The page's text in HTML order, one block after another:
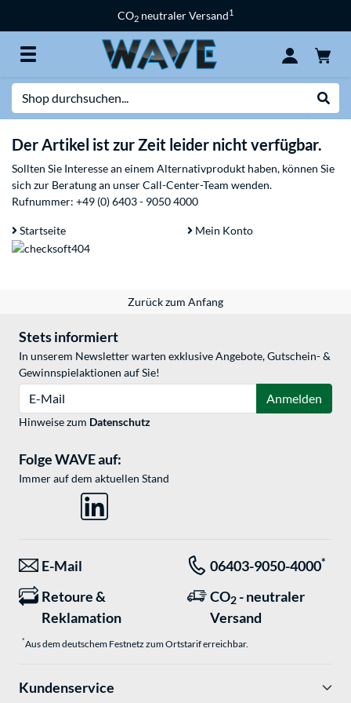
CO2 neutraler Versand1
Der Artikel ist zur Zeit leider nicht verfügbar.
Sollten Sie Interesse an einem Alternativprodukt haben, können Sie
sich zur Beratung an unser Call-Center-Team wenden.
Rufnummer: +49 (0) 6403 - 9050 4000
Startseite Mein Konto
Zurück zum Anfang
Stets informiert
In unserem Newsletter warten exklusive Angebote, Gutschein- &
Gewinnspielaktionen auf Sie!
Anmelden
Hinweise zum Datenschutz
Folge WAVE auf:
Immer auf dem aktuellen Stand
E-Mail 06403-9050-4000*
Retoure &
Reklamation
CO2 - neutraler
Versand
*Aus dem deutschem Festnetz zum Ortstarif erreichbar.
Kundenservice